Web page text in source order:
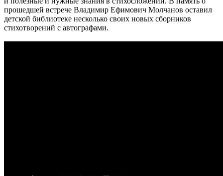
прошедшей встрече Владимир Ефимович Молчанов оставил
детской библиотеке несколько своих новых сборников
стихотворений с автографами.